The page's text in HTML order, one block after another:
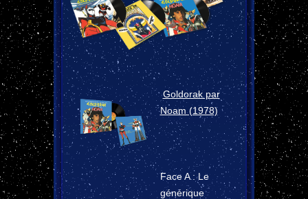
Goldorak par
Noam (1978)
Face A : Le
générique